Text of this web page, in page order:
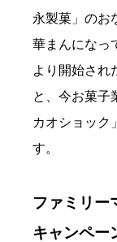
永製菓」のお
華まんになっ
より開始され
と、今お菓子
カオショック
す。
ファミリー
キャンペー